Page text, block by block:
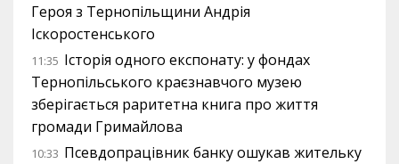
Героя з Тернопільщини Андрія
Іскоростенського
11:35 Історія одного експонату: у фондах
Тернопільського краєзнавчого музею
зберігається раритетна книга про життя
громади Гримайлова
10:33 Псевдопрацівник банку ошукав жительку